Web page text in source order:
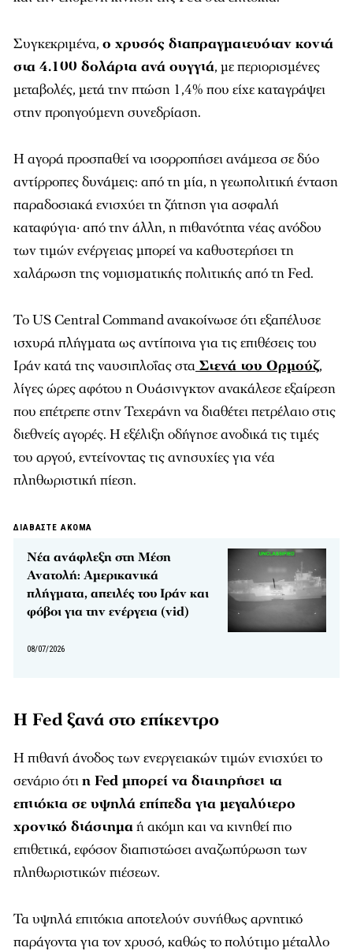
Συγκεκριμένα, ο χρυσός διαπραγματευόταν κοντά
στα 4.100 δολάρια ανά ουγγιά, με περιορισμένες
μεταβολές, μετά την πτώση 1,4% που είχε καταγράψει
στην προηγούμενη συνεδρίαση.
Η αγορά προσπαθεί να ισορροπήσει ανάμεσα σε δύο
αντίρροπες δυνάμεις: από τη μία, η γεωπολιτική ένταση
παραδοσιακά ενισχύει τη ζήτηση για ασφαλή
καταφύγια· από την άλλη, η πιθανότητα νέας ανόδου
των τιμών ενέργειας μπορεί να καθυστερήσει τη
χαλάρωση της νομισματικής πολιτικής από τη Fed.
Το US Central Command ανακοίνωσε ότι εξαπέλυσε
ισχυρά πλήγματα ως αντίποινα για τις επιθέσεις του
Ιράν κατά της ναυσιπλοΐας στα Στενά του Ορμούζ,
λίγες ώρες αφότου η Ουάσινγκτον ανακάλεσε εξαίρεση
που επέτρεπε στην Τεχεράνη να διαθέτει πετρέλαιο στις
διεθνείς αγορές. Η εξέλιξη οδήγησε ανοδικά τις τιμές
του αργού, εντείνοντας τις ανησυχίες για νέα
πληθωριστική πίεση.
ΔΙΑΒΑΣΤΕ ΑΚΟΜΑ
Νέα ανάφλεξη στη Μέση
Ανατολή: Αμερικανικά
πλήγματα, απειλές του Ιράν και
φόβοι για την ενέργεια (vid)
08/07/2026
Η Fed ξανά στο επίκεντρο
Η πιθανή άνοδος των ενεργειακών τιμών ενισχύει το
σενάριο ότιη Fed μπορεί να διατηρήσει τα
επιτόκια σε υψηλά επίπεδα για μεγαλύτερο
χρονικό διάστημαή ακόμη και να κινηθεί πιο
επιθετικά, εφόσον διαπιστώσει αναζωπύρωση των
πληθωριστικών πιέσεων.
Τα υψηλά επιτόκια αποτελούν συνήθως αρνητικό
παράγοντα για τον χρυσό, καθώς το πολύτιμο μέταλλο